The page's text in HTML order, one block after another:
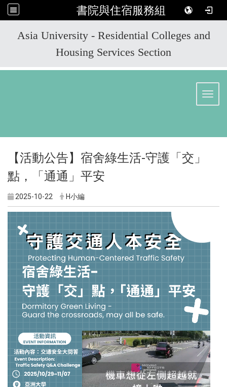
書院與住宿服務組
Asia University - Residential Colleges and
Housing Services Section
【活動公告】宿舍綠生活-守護「交」
點，「通通」平安
2025-10-22 H小編